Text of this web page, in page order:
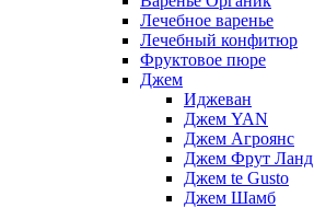
Лечебное варенье
Лечебный конфитюр
Фруктовое пюре
Джем
Иджеван
Джем YAN
Джем Агроянс
Джем Фрут Ланд
Джем te Gusto
Джем Шамб